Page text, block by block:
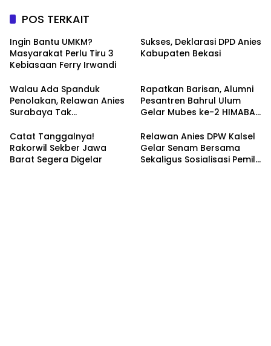
POS TERKAIT
Ingin Bantu UMKM?
Masyarakat Perlu Tiru 3
Kebiasaan Ferry Irwandi
Sukses, Deklarasi DPD Anies
Kabupaten Bekasi
Walau Ada Spanduk
Penolakan, Relawan Anies
Surabaya Tak
Rapatkan Barisan, Alumni
Pesantren Bahrul Ulum
Gelar Mubes ke-2 HIMABAS
Semarang
Catat Tanggalnya!
Rakorwil Sekber Jawa
Barat Segera Digelar
Relawan Anies DPW Kalsel
Gelar Senam Bersama
Sekaligus Sosialisasi Pemilu